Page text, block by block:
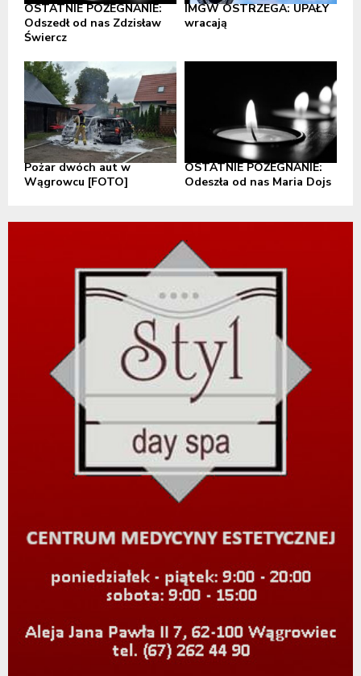
OSTATNIE POŻEGNANIE:
Odszedł od nas Zdzisław
Świercz
IMGW OSTRZEGA: UPAŁY
wracają
Pożar dwóch aut w
Wągrowcu [FOTO]
OSTATNIE POŻEGNANIE:
Odeszła od nas Maria Dojs